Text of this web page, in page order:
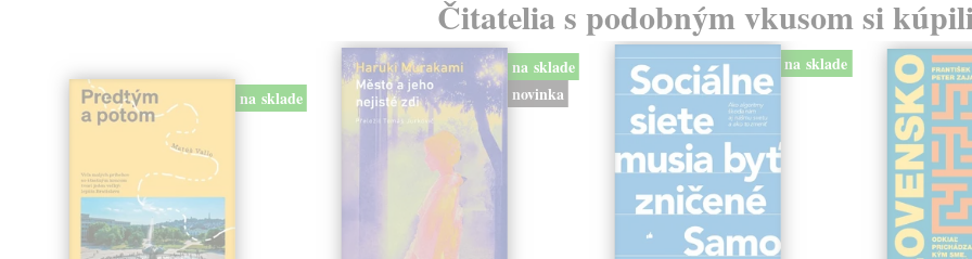
Čitatelia s podobným vkusom si
na sklade
na sklade
novinka
na sklade